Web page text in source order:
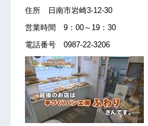
住所 日南市岩崎3-12-30
営業時間 9：00～19：30
電話番号 0987-22-3206